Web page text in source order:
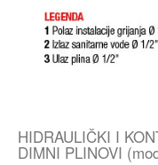
HIDRAULIČKI I
DIMNI PLINOVI